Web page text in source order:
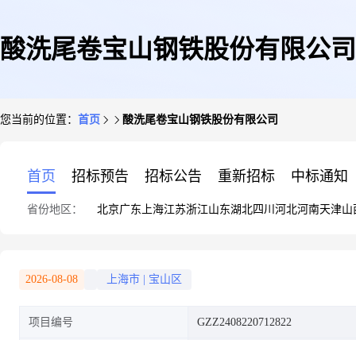
酸洗尾卷宝山钢铁股份有限公司
您当前的位置： 首页 酸洗尾卷宝山钢铁股份有限公司
首页 招标预告 招标公告 重新招标 中标通知
省份地区： 北京广东 上海江苏浙江山东湖北四川 河北河南天津山
2026-08-08 上海市 宝山区
项目编号 GZZ2408220712822